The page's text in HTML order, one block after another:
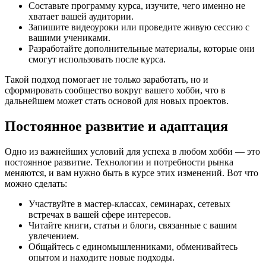
Составьте программу курса, изучите, чего именно не
хватает вашей аудитории.
Запишите видеоуроки или проведите живую сессию с
вашими учениками.
Разработайте дополнительные материалы, которые они
смогут использовать после курса.
Такой подход помогает не только заработать, но и
сформировать сообщество вокруг вашего хобби, что в
дальнейшем может стать основой для новых проектов.
Постоянное развитие и адаптация
Одно из важнейших условий для успеха в любом хобби — это
постоянное развитие. Технологии и потребности рынка
меняются, и вам нужно быть в курсе этих изменений. Вот что
можно сделать:
Участвуйте в мастер-классах, семинарах, сетевых
встречах в вашей сфере интересов.
Читайте книги, статьи и блоги, связанные с вашим
увлечением.
Общайтесь с единомышленниками, обменивайтесь
опытом и находите новые подходы.